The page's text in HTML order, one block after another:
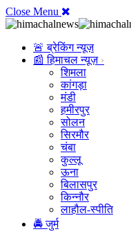
Close Menu
🚨 ब्रेकिंग न्यूज़
📰 हिमाचल न्यूज़
शिमला
कांगड़ा
मंडी
हमीरपुर
सोलन
सिरमौर
चंबा
कुल्लू
ऊना
बिलासपुर
किन्नौर
लाहौल-स्पीति
🚔 जुर्म